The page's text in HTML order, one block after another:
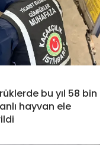
bu yıl 58 bin
hayvan ele